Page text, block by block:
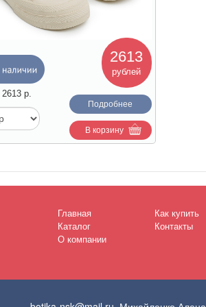
2613
рублей
2613 р.
Подробнее
В корзину
Главная
Каталог
О компании
Как купить
Контакты